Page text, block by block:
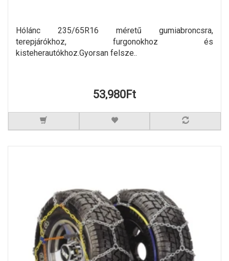
Hólánc 235/65R16 méretű gumiabroncsra,
terepjárókhoz, furgonokhoz és
kisteherautókhoz.Gyorsan felsze..
53,980Ft